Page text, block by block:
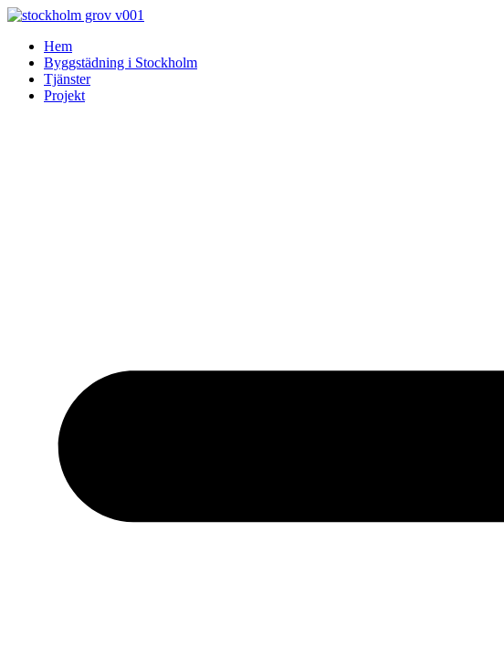
Skip
contentHem
Byggstädning i Stockholm
Tjänster
Projekt